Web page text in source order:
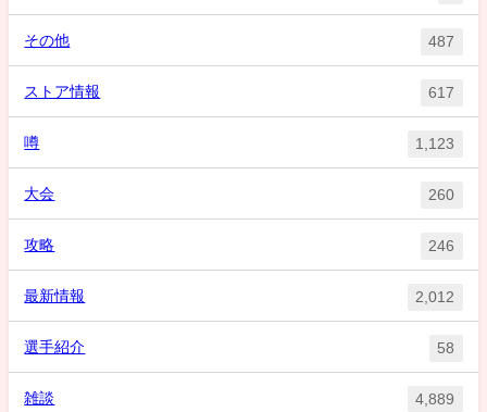
その他 487
ストア情報 617
噂 1,123
大会 260
攻略 246
最新情報 2,012
選手紹介 58
雑談 4,889